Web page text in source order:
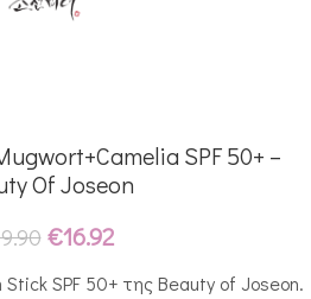
SPF 50+ –
Of Joseon
€16.92
SPF 50+ της Beauty of Joseon.